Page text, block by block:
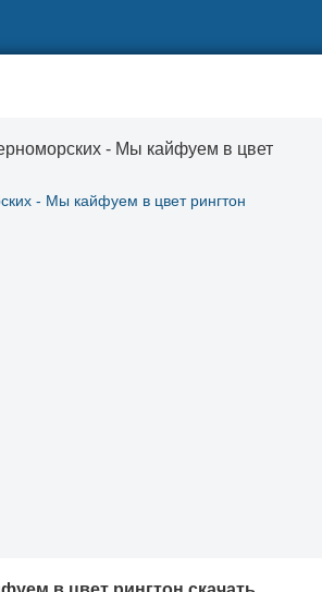
- Мы кайфуем в цвет
- Мы кайфуем в цвет рингтон